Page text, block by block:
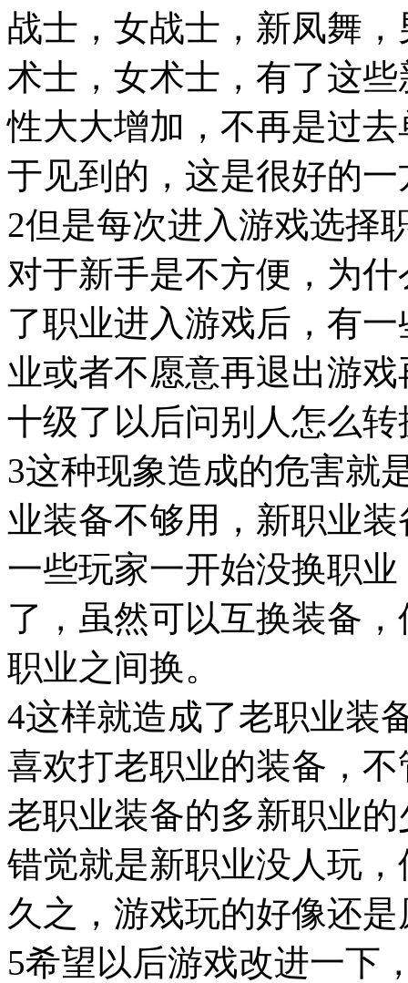
战士，女战士，新凤舞
术士，女术士，有了这
性大大增加，不再是过
于见到的，这是很好的一
2但是每次进入游戏选择
对于新手是不方便，为
了职业进入游戏后，有
业或者不愿意再退出游
十级了以后问别人怎么
3这种现象造成的危害就
业装备不够用，新职业
一些玩家一开始没换职
了，虽然可以互换装备
职业之间换。
4这样就造成了老职业装
喜欢打老职业的装备，
老职业装备的多新职业
错觉就是新职业没人玩
久之，游戏玩的好像还
5希望以后游戏改进一下